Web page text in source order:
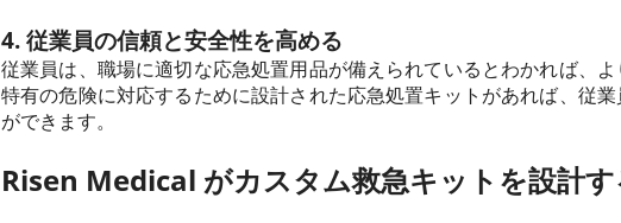
4. 従業員の信頼と安全性を高める
従業員は、職場に適切な応急処置用品が備えられているとわかれば、
特有の危険に対応するために設計された応急処置キットがあれば、従
ができます。
Risen Medical がカスタム救急キットを設計